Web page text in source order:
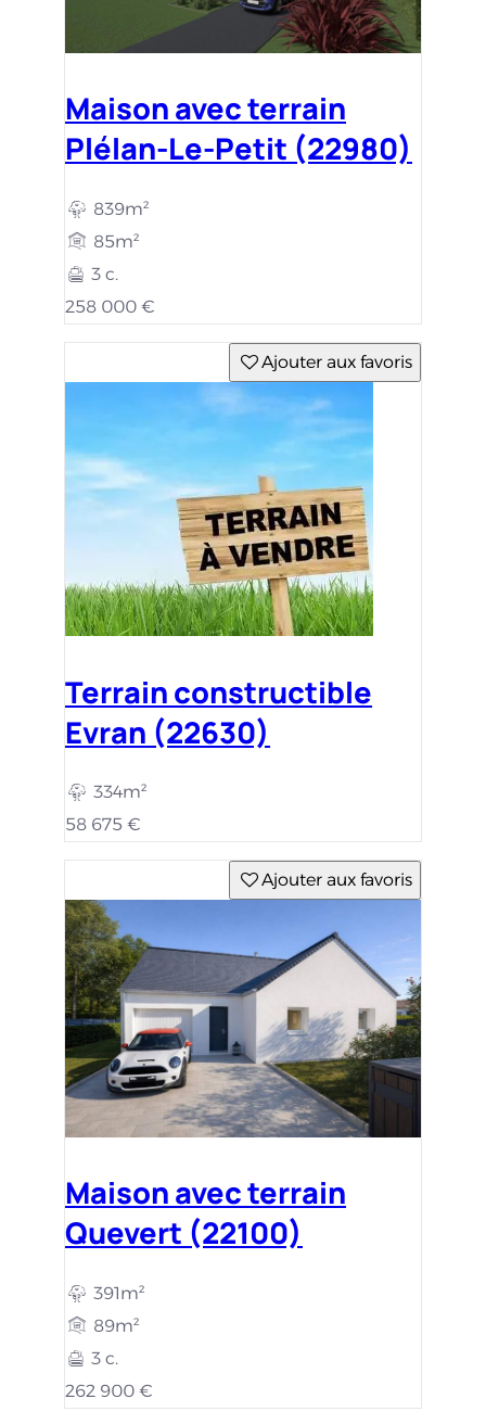
Maison avec terrain
Plélan-Le-Petit (22980)
839m²
85m²
3 c.
258 000 €
Ajouter aux favoris
Terrain constructible
Evran (22630)
334m²
58 675 €
Ajouter aux favoris
Maison avec terrain
Quevert (22100)
391m²
89m²
3 c.
262 900 €